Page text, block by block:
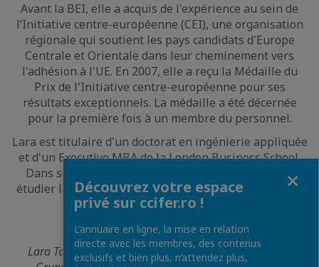
Avant la BEI, elle a acquis de l'expérience au sein de
l’Initiative centre-européenne (CEI), une organisation
régionale qui soutient les pays candidats d'Europe
Centrale et Orientale dans leur cheminement vers
l'adhésion à l'UE. En 2007, elle a reçu la Médaille du
Prix de l'Initiative centre-européenne pour ses
résultats exceptionnels. La médaille a été décernée
pour la première fois à un membre du personnel.
Lara est titulaire d'un doctorat en ingénierie appliquée
et d'un Executive MBA de la London Business School.
Dans son temps libre, elle aime voyager, danser et
étudier la psychologie. Elle est passionnée par l'art et
la musique classique.
Lara Tassan Zanin a fost numită șeful Reprezentanței
Découvrez votre espace
privé sur ccifer.ro !
L’annuaire en ligne, la mise en relation
directe avec les membres, des contenus
exclusifs et bien plus, n’attendez plus,